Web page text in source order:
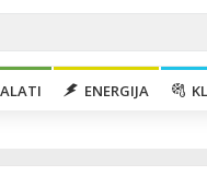
ENERGIJA